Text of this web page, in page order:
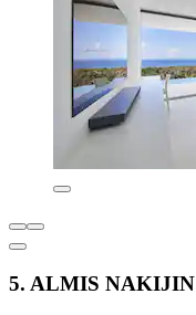
5. ALMIS NAKIJIN